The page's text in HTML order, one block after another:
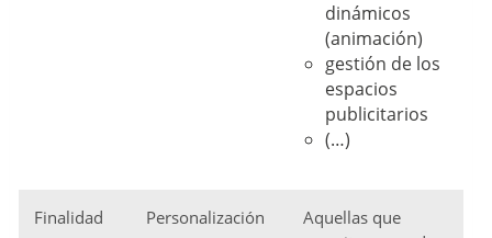
dinámicos
(animación)
gestión de los
espacios
publicitarios
(…)
Finalidad Personalización
Aquellas que